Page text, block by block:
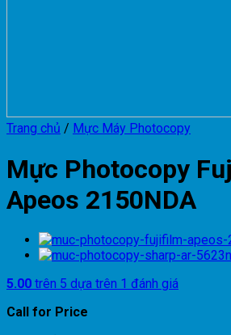
Trang chủ / Mực Máy Photocopy
Mực Photocopy
Apeos 2150NDA
5.00 trên 5 dựa trên 1 đánh giá
Call for Price